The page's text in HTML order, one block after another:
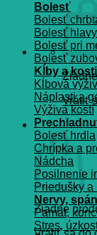
Vrátiť
Košík
Žiadne
Bolesť
Bolesť
Bolesť
Bolesť pri
Bolesť
Kĺby a kosti
Kĺbová
Náplasti a
Výživa kostí
Bolesť hrdla
Chrípka a
Nádcha
Posilnenie
Priedušky a
Nervy,
Pamät,
Stres,